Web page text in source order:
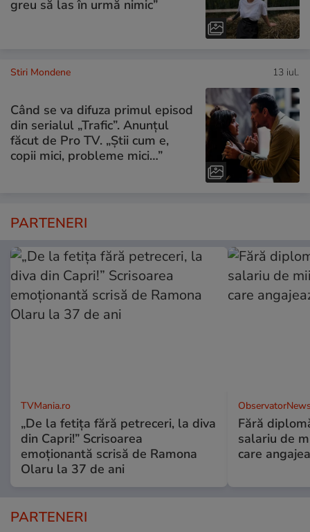
greu să las în urmă nimic”
Stiri Mondene 13 iul.
Când se va difuza primul episod
din serialul „Trafic”. Anunțul
făcut de Pro TV. „Știi cum e,
copii mici, probleme mici…”
PARTENERI
TVMania.ro
„De la fetița fără petreceri, la diva
din Capri!” Scrisoarea
emoționantă scrisă de Ramona
Olaru la 37 de ani
Fără
salariu de
care
PARTENERI